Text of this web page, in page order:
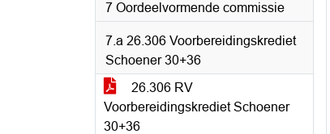
7 Oordeelvormende commissie
7.a 26.306 Voorbereidingskrediet
Schoener 30+36
26.306 RV
Voorbereidingskrediet Schoener
30+36